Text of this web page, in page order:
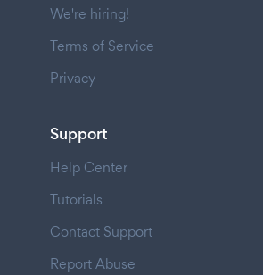
We're hiring!
Terms of Service
Privacy
Support
Help Center
Tutorials
Contact Support
Report Abuse